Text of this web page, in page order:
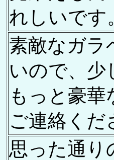
れしいです
素敵なガラ
いので、少
もっと豪
ご連絡くだ
思った通り